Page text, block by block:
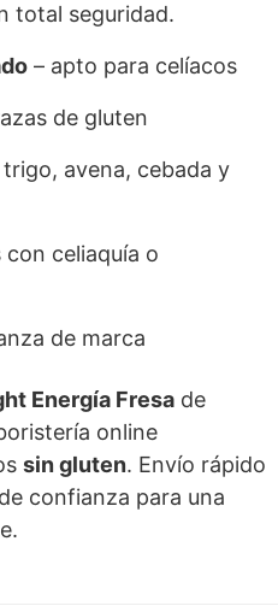
total seguridad.
– apto para celíacos
de gluten
avena, cebada y
con celiaquía o
de marca
Energía Fresa de
online
sin gluten. Envío rápido
confianza para una